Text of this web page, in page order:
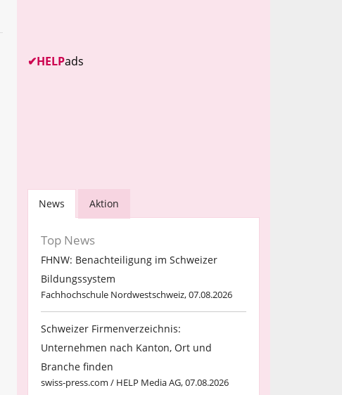
✔HELPads
News Aktion
Top News
FHNW: Benachteiligung im Schweizer
Bildungssystem
Fachhochschule Nordwestschweiz, 07.08.2026
Schweizer Firmenverzeichnis:
Unternehmen nach Kanton, Ort und
Branche finden
swiss-press.com / HELP Media AG, 07.08.2026